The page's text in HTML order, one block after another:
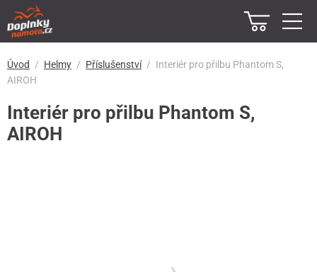
Úvod Helmy Příslušenství
Interiér pro přilbu Phantom S,
AIROH
Interiér pro přilbu Phantom S,
AIROH